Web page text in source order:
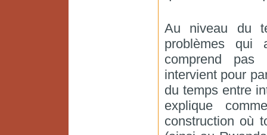
Au niveau du
problèmes qui
comprend pas
intervient pour
du temps entre
explique
construction où